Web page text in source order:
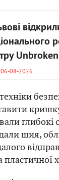
Unbroken
08-2026
глибокі
шия,